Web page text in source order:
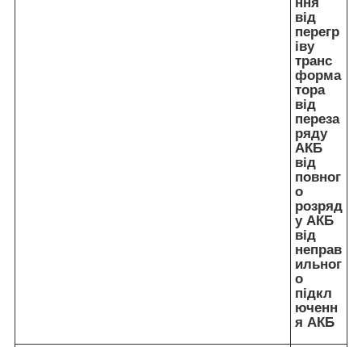
від
перегр
іву
транс
форма
тора
від
переза
ряду
АКБ
від
повног
о
розряд
у АКБ
від
неправ
ильног
о
підкл
юченн
я АКБ